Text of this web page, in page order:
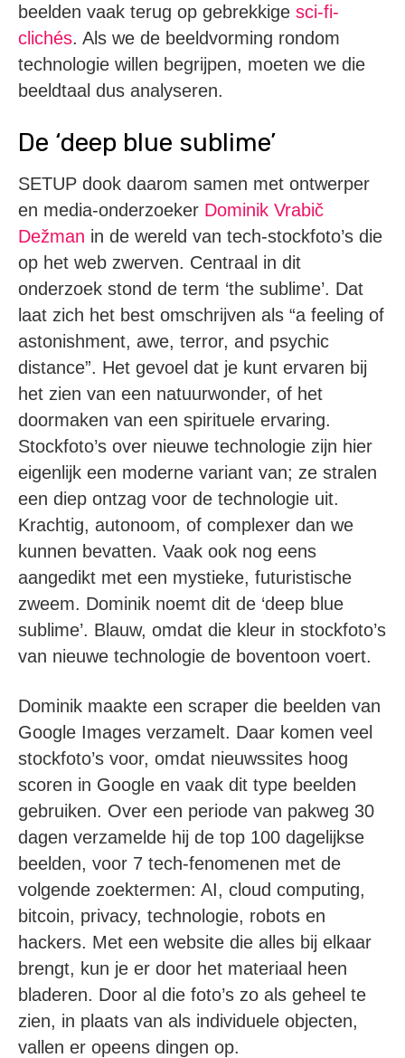
beelden vaak terug op gebrekkige sci-fi-
clichés. Als we de beeldvorming rondom
technologie willen begrijpen, moeten we die
beeldtaal dus analyseren.
De ‘deep blue sublime’
SETUP dook daarom samen met ontwerper
en media-onderzoeker Dominik Vrabič
Dežman in de wereld van tech-stockfoto’s die
op het web zwerven. Centraal in dit
onderzoek stond de term ‘the sublime’. Dat
laat zich het best omschrijven als “a feeling of
astonishment, awe, terror, and psychic
distance”. Het gevoel dat je kunt ervaren bij
het zien van een natuurwonder, of het
doormaken van een spirituele ervaring.
Stockfoto’s over nieuwe technologie zijn hier
eigenlijk een moderne variant van; ze stralen
een diep ontzag voor de technologie uit.
Krachtig, autonoom, of complexer dan we
kunnen bevatten. Vaak ook nog eens
aangedikt met een mystieke, futuristische
zweem. Dominik noemt dit de ‘deep blue
sublime’. Blauw, omdat die kleur in stockfoto’s
van nieuwe technologie de boventoon voert.
Dominik maakte een scraper die beelden van
Google Images verzamelt. Daar komen veel
stockfoto’s voor, omdat nieuwssites hoog
scoren in Google en vaak dit type beelden
gebruiken. Over een periode van pakweg 30
dagen verzamelde hij de top 100 dagelijkse
beelden, voor 7 tech-fenomenen met de
volgende zoektermen: AI, cloud computing,
bitcoin, privacy, technologie, robots en
hackers. Met een website die alles bij elkaar
brengt, kun je er door het materiaal heen
bladeren. Door al die foto’s zo als geheel te
zien, in plaats van als individuele objecten,
vallen er opeens dingen op.